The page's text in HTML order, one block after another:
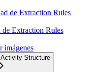
de Extraction Rules
Extraction Rules
imágenes
Structure